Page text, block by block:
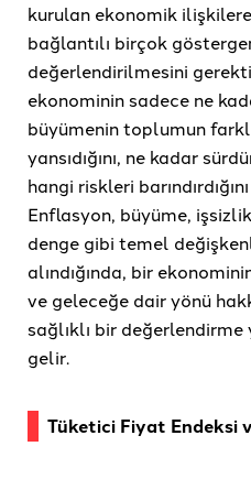
kurulan ekonomik
bağlantılı birçok
değerlendirilmesini
ekonominin sadece ne
büyümenin toplumun
yansıdığını, ne kadar
hangi riskleri
Enflasyon, büyüme,
denge gibi temel
alındığında, bir
ve geleceğe dair yönü
sağlıklı bir
gelir.
Tüketici Fiyat Endeksi